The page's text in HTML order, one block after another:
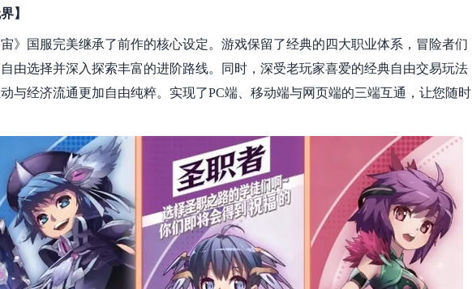
】
》国服完美继承了前作的核心设定。游戏保留了经典的四大职业体系，冒险者们
由选择并深入探索丰富的进阶路线。同时，深受老玩家喜爱的经典自由交易玩法
与经济流通更加自由纯粹。实现了PC端、移动端与网页端的三端互通，让您随时